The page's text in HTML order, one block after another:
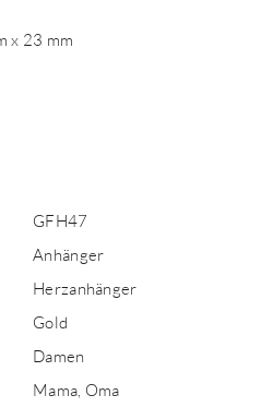
x 23 mm
GFH47
Anhänger
Herzanhänger
Gold
Damen
Mama, Oma